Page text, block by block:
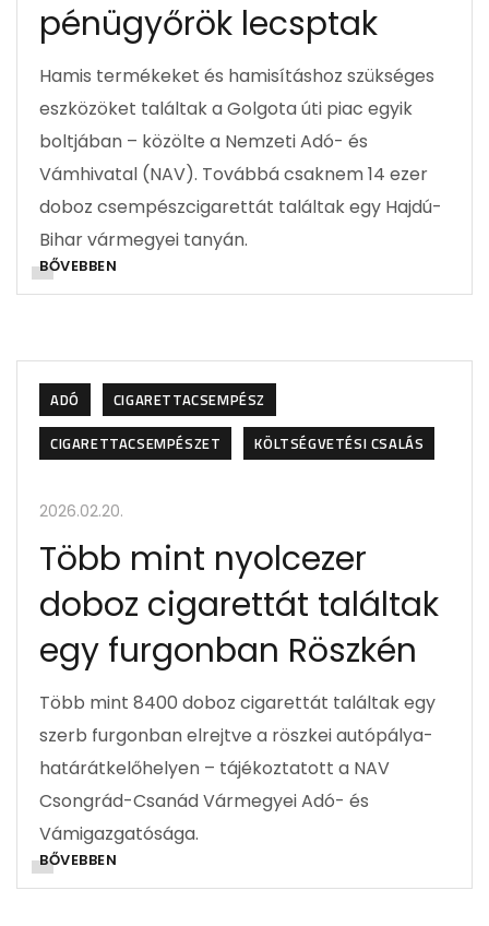
pénügyőrök lecsptak
Hamis termékeket és hamisításhoz szükséges
eszközöket találtak a Golgota úti piac egyik
boltjában – közölte a Nemzeti Adó- és
Vámhivatal (NAV). Továbbá csaknem 14 ezer
doboz csempészcigarettát találtak egy Hajdú-
Bihar vármegyei tanyán.
BŐVEBBEN
ADÓ
CIGARETTACSEMPÉSZ
CIGARETTACSEMPÉSZET
KÖLTSÉGVETÉSI CSALÁS
2026.02.20.
Több mint nyolcezer
doboz cigarettát találtak
egy furgonban Röszkén
Több mint 8400 doboz cigarettát találtak egy
szerb furgonban elrejtve a röszkei autópálya-
határátkelőhelyen – tájékoztatott a NAV
Csongrád-Csanád Vármegyei Adó- és
Vámigazgatósága.
BŐVEBBEN